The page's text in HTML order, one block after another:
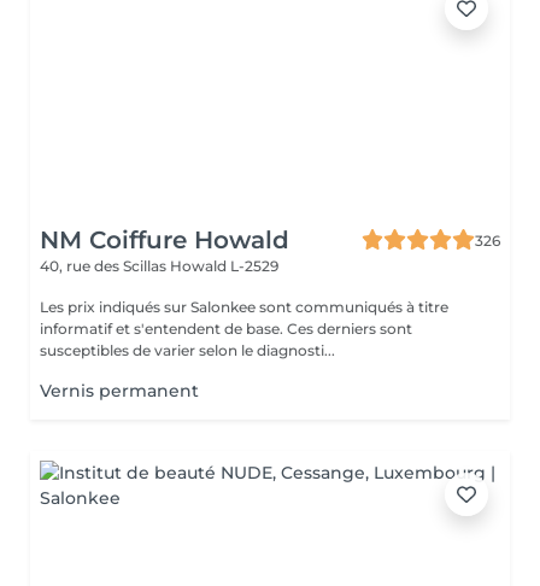
NM Coiffure Howald
326
40, rue des Scillas Howald L-2529
Les prix indiqués sur Salonkee sont communiqués à titre
informatif et s'entendent de base. Ces derniers sont
susceptibles de varier selon le diagnosti...
Vernis permanent